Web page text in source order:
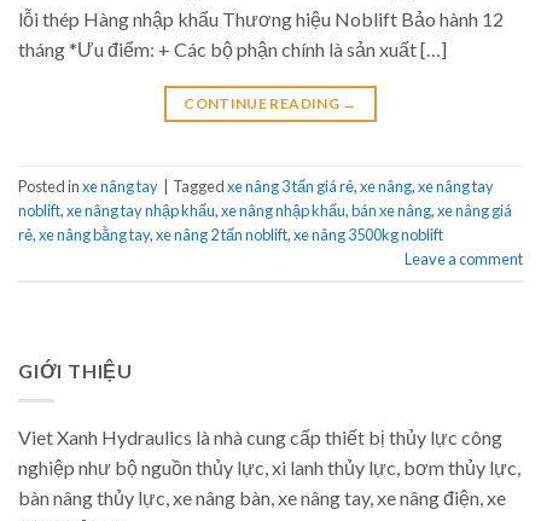
lỗi thép Hàng nhập khẩu Thương hiệu Noblift Bảo hành 12
tháng *Ưu điểm: + Các bộ phận chính là sản xuất […]
CONTINUE READING →
Posted inxe nâng tay Taggedxe nâng 3 tấn giá rẻ,xe nâng,xe nâng tay
noblift,xe nâng tay nhập khẩu,xe nâng nhập khẩu,bán xe nâng,xe nâng giá
rẻ,xe nâng bằng tay,xe nâng 2 tấn noblift,xe nâng 3500kg noblift
Leave a comment
GIỚI THIỆU
Viet Xanh Hydraulics là nhà cung cấp thiết bị thủy lực công
nghiệp như bộ nguồn thủy lực, xi lanh thủy lực, bơm thủy lực,
bàn nâng thủy lực, xe nâng bàn, xe nâng tay, xe nâng điện, xe